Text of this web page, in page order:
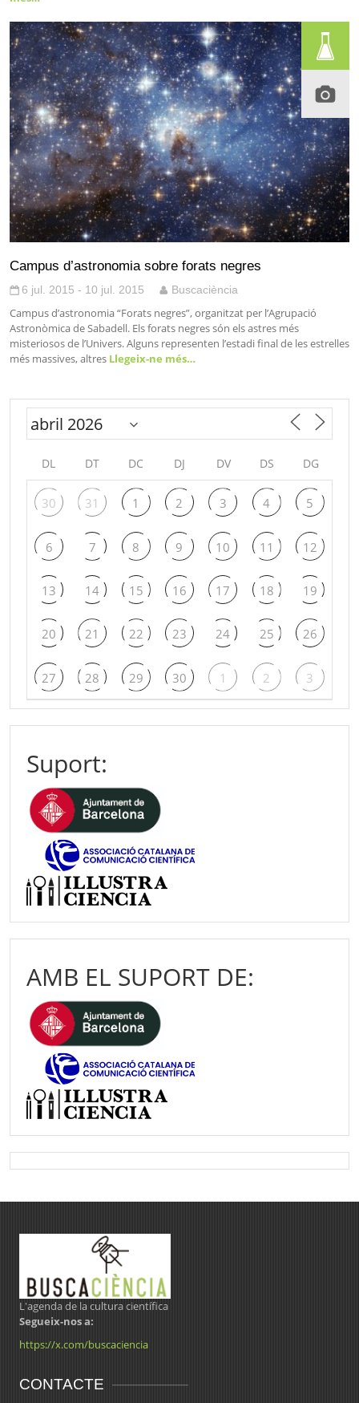
Campus d’astronomia sobre forats negres
6 jul. 2015 - 10 jul. 2015 Buscaciència
Campus d’astronomia “Forats negres”, organitzat per l’Agrupació
Astronòmica de Sabadell. Els forats negres són els astres més
misteriosos de l’Univers. Alguns representen l’estadi final de les estrelles
més massives, altres Llegeix-ne més…
DL DT DC DJ DV DS DG
30 31 1 2 3 4 5
6 7 8 9 10 11 12
13 14 15 16 17 18 19
20 21 22 23 24 25 26
27 28 29 30 1 2 3
Suport:
AMB EL SUPORT DE:
L'agenda de la cultura científica
Segueix-nos a:
https://x.com/buscaciencia
CONTACTE